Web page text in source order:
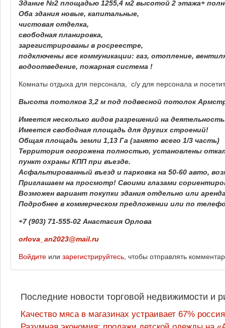
Здание №2 площадью 1255,4 м2 высотой 2 этажа+
Оба здания новые, капитальные,
чистовая отделка,
свободная планировка,
зарегистрированы в росреестре,
подключены все коммуникации: газ, отопление,
водоотведение, пожарная система !
Комнаты отдыха для персонала, с/у для персонала и
Высота потолков 3,2 м под подвесной потолок
Имеется несколько видов разрешений на
Имеется свободная площадь для других строений!
Общая площадь земли 1,13 Га (занято всего 1/3 часть)
Территория огорожена полностью, установлены
пункт охраны КПП при въезде.
Асфальтированный въезд и парковка на 50-60 авто,
Приглашаем на просмотр! Своими глазами
Возможен вариант покупки здания отдельно или
Подробнее в коммерческом предложении или по
+7 (903) 71-555-02 Анастасия Орлова
orlova_an2023@mail.ru
Войдите или зарегистрируйтесь , чтобы отправлять
Последние новости торговой недвижимости и
Качество мяса в магазинах устраивает 67%